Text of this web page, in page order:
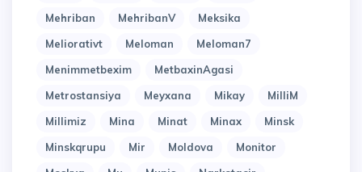
Mehriban
MehribanV
Meksika
Meliorativt
Meloman
Meloman7
Menimmetbexim
MetbaxinAgasi
Metrostansiya
Meyxana Mikay
MilliM
Millimiz
Mina Minat Minax
Minsk
Minskqrupu
Mir Moldova
Monitor